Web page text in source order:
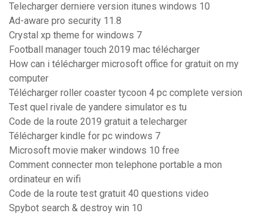
Telecharger derniere version itunes windows 10
Ad-aware pro security 11.8
Crystal xp theme for windows 7
Football manager touch 2019 mac télécharger
How can i télécharger microsoft office for gratuit on my
computer
Télécharger roller coaster tycoon 4 pc complete version
Test quel rivale de yandere simulator es tu
Code de la route 2019 gratuit a telecharger
Télécharger kindle for pc windows 7
Microsoft movie maker windows 10 free
Comment connecter mon telephone portable a mon
ordinateur en wifi
Code de la route test gratuit 40 questions video
Spybot search & destroy win 10